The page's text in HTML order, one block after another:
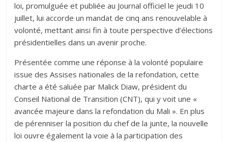
loi, promulguée et publiée au Journal officiel le jeudi 10
juillet, lui accorde un mandat de cinq ans renouvelable à
volonté, mettant ainsi fin à toute perspective d’élections
présidentielles dans un avenir proche.
Présentée comme une réponse à la volonté populaire
issue des Assises nationales de la refondation, cette
charte a été saluée par Malick Diaw, président du
Conseil National de Transition (CNT), qui y voit une «
avancée majeure dans la refondation du Mali ». En plus
de pérenniser la position du chef de la junte, la nouvelle
loi ouvre également la voie à la participation des